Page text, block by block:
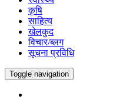
कृषि
साहित्य
खेलकुद
विचार/ब्लग
सूचना प्रविधि
Toggle navigation